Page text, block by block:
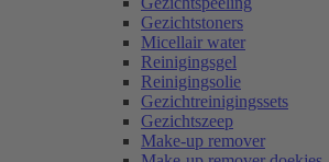
Gezichtstoners
Micellair water
Reinigingsgel
Reinigingsolie
Gezichtreinigingssets
Gezichtszeep
Make-up remover